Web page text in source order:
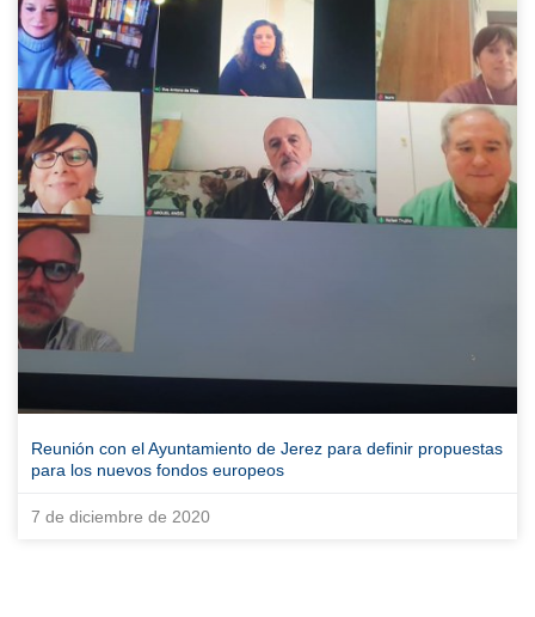
Reunión con el Ayuntamiento de Jerez para definir propuestas
para los nuevos fondos europeos
7 de diciembre de 2020